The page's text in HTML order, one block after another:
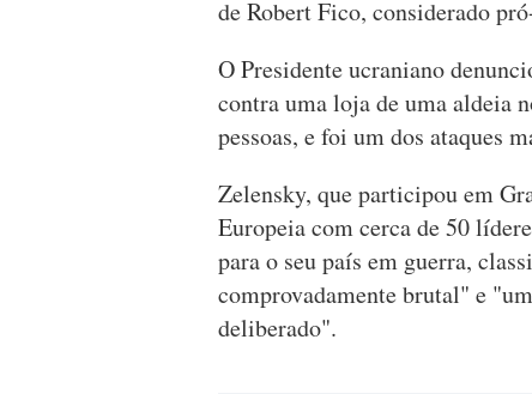
de Robert Fico, considerado
O Presidente ucraniano
contra uma loja de uma aldeia
pessoas, e foi um dos ataques
Zelensky, que participou em
Europeia com cerca de 50
para o seu país em guerra,
comprovadamente brutal" e
deliberado".